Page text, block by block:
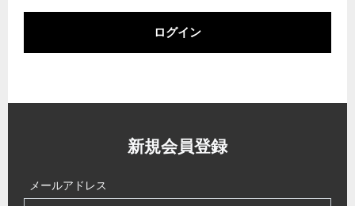
ログイン
新規会員登録
メールアドレス